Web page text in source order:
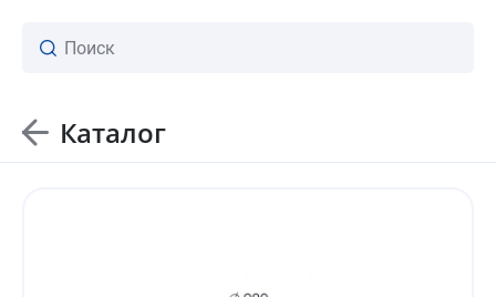
Каталог